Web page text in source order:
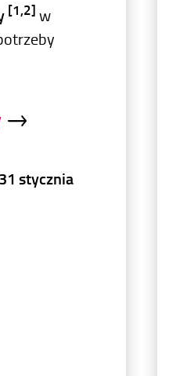
[1,2] w
stycznia